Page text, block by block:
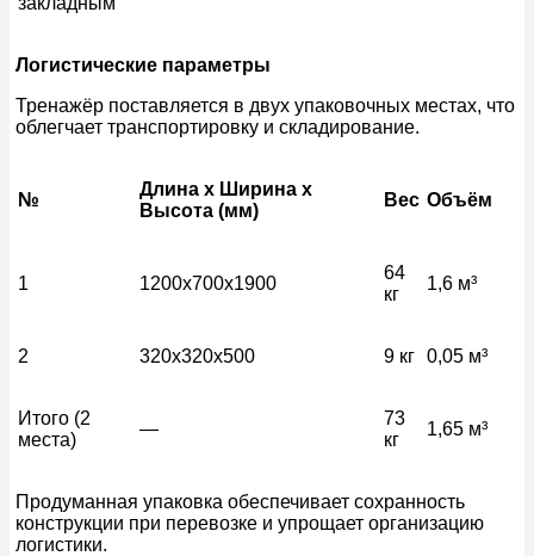
Логистические параметры
Тренажёр поставляется в двух упаковочных местах, что
облегчает транспортировку и складирование.
№
Длина x Ширина x
Высота (мм)
Вес Объём
1 1200x700x1900
64
кг
1,6 м³
2 320x320x500 9 кг 0,05 м³
Итого (2
места)
—
73
кг
1,65 м³
Продуманная упаковка обеспечивает сохранность
конструкции при перевозке и упрощает организацию
логистики.